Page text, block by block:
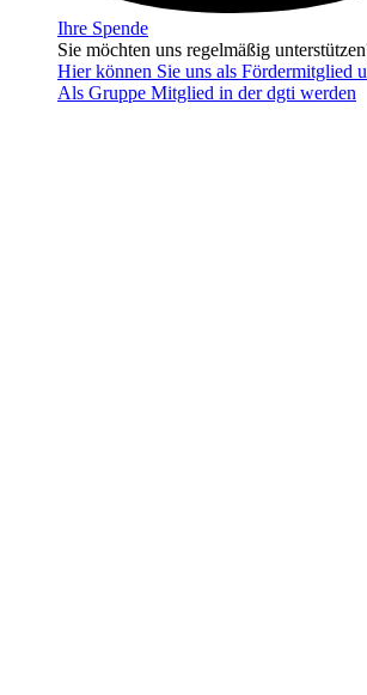
Ihre Spende
Sie möchten uns regelmäßig
Hier können Sie uns als Fördermitglied
Als Gruppe Mitglied in der dgti werden